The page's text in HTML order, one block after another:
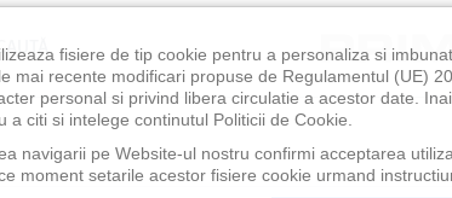
fisiere de tip cookie pentru a personaliza si
mai recente modificari propuse de Regulamentul (UE)
personal si privind libera circulatie a acestor date.
a citi si intelege continutul Politicii de Cookie.
navigarii pe Website-ul nostru confirmi acceptarea
moment setarile acestor fisiere cookie urmand